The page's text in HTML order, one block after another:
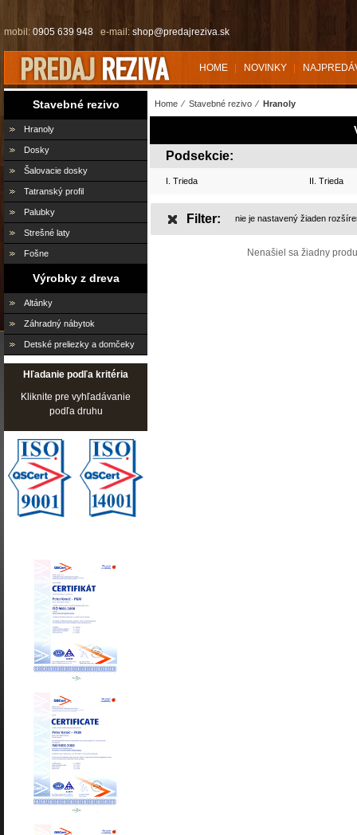
mobil: 0905 639 948 e-mail: shop@predajreziva.sk
HOME NOVINKY
Stavebné rezivo
Hranoly
Dosky
Šalovacie dosky
Tatranský profil
Palubky
Strešné laty
Fošne
Výrobky z dreva
Altánky
Záhradný nábytok
Detské preliezky a domčeky
Hľadanie podľa kritéria
Kliknite pre vyhľadávanie
podľa druhu
Home ⁄ Stavebné rezivo ⁄ Hranoly
Podsekcie:
I. Trieda II. Trieda
Filter: nie je nastavený žiaden
Nenašiel sa žiadny